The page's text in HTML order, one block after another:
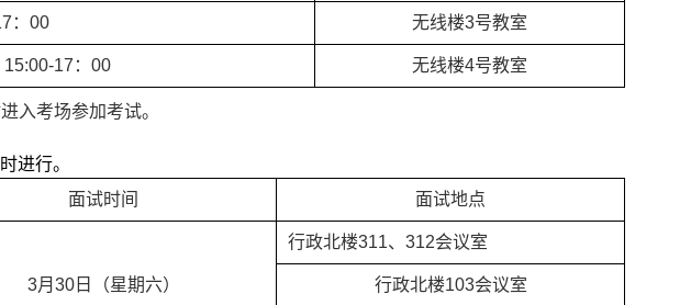
： 00 无线楼3号教室
15:00-17 ： 00 无线楼4号教室
入考场参加考试。
进行。
面试时间 面试地点
3月 30日（星期六）
行政北楼311、 312会议室
行政北楼103会议室